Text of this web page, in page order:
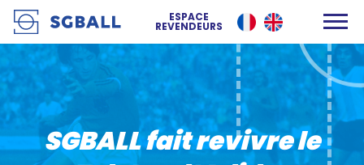
ESPACE
REVENDEURS
SGBALL fait revivre le Telstar d’Adidas
SGBALL fait revivre le